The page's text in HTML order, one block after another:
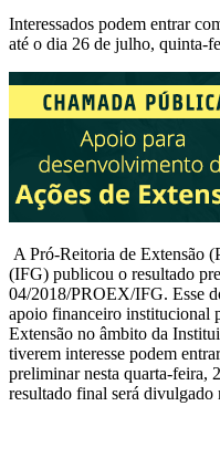
Interessados podem entrar
até o dia 26 de julho, quinta-
A Pró-Reitoria de Extensão
(IFG) publicou o resultado
04/2018/PROEX/IFG. Esse
apoio financeiro institucional
Extensão no âmbito da
tiverem interesse podem
preliminar nesta quarta-feira,
resultado final será divulgado